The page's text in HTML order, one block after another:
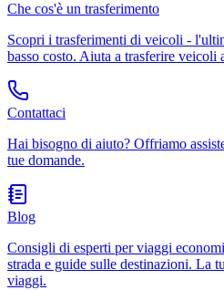
Che cos'è un trasferimento
Scopri i trasferimenti di veicoli -
basso costo. Aiuta a trasferire veicoli
Contattaci
Hai bisogno di aiuto? Offriamo
tue domande.
Blog
Consigli di esperti per viaggi
strada e guide sulle destinazioni. La
viaggi.